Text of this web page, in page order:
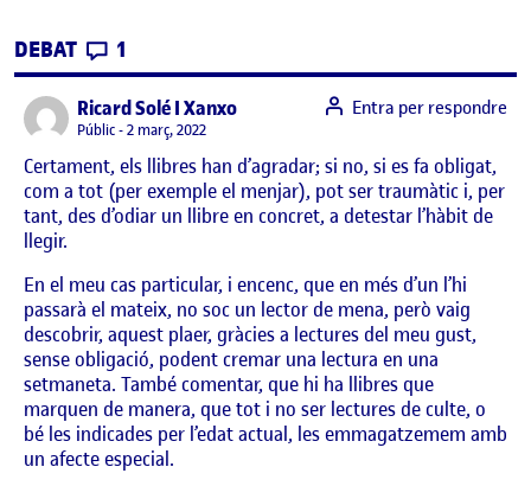
DEBAT CONTRIBUTIONS
1
Ricard Solé I Xanxosays:
Visibilitat:
Públic 2 març, 2022
Certament, els llibres han d’agradar; si no, si es fa obligat,
com a tot (per exemple el menjar), pot ser traumàtic i, per
tant, des d’odiar un llibre en concret, a detestar l’hàbit de
llegir.
En el meu cas particular, i encenc, que en més d’un l’hi
passarà el mateix, no soc un lector de mena, però vaig
descobrir, aquest plaer, gràcies a lectures del meu gust,
sense obligació, podent cremar una lectura en una
setmaneta. També comentar, que hi ha llibres que
marquen de manera, que tot i no ser lectures de culte, o
bé les indicades per l’edat actual, les emmagatzemem amb
un afecte especial.
Entra per respondre